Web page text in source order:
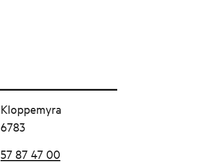
Kloppemyra
6783
57 87 47 00